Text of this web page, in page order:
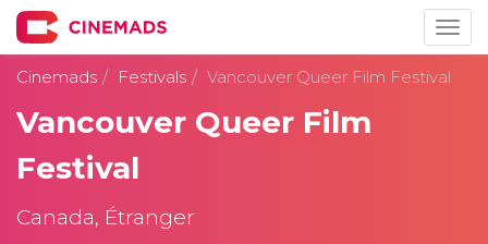
Cinemads
Festivals Vancouver Queer Film Festival
Vancouver Queer Film
Festival
Canada, Étranger